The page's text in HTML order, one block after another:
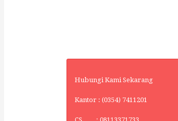
Hubungi Kami Sekarang
Kantor : (0354) 7411201